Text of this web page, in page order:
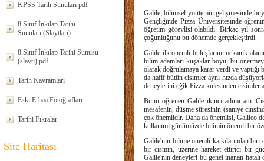
KPSS Tarih Sunuları pdf
8.Sınıf İnkılap Tarihi
Sunuları (Slaytları)
8.Sınıf İnkılap Tarihi Sunusu
(slaytı) pdf
Tarih Kavramları
Eski Erbaa Fotoğrafları
Tarihi Fıkralar
Site Haritası
Galile; bilimsel yöntemin gelişmesinde
Gençliğinde Pizza Üniversitesinde
öğretim görevlisi olabildi. Birkaç yıl
çoğunluğunu bu dönemde gerçekleştirdi.
Galile ilk önemli buluşlarını mekanik
bilim adamları kuşaklar boyu, bu
olarak doğrulamaya karar verdi ve yaptığı
da hafif bütün cisimler aynı hızda
deneylerini eğik Pizza kulesinden cisimler
Bunu öğrenen Galile ikinci adımı attı.
mesafenin, düşme süresinin (saniye
çok önemlidir. Daha da önemlisi, Galileo
kullanımı günümüzde bilimin önemli bir
Galile'nin bilime önemli katkılarından biri
bir cismin, üzerine hareket ettirici bir
Galile'nin deneyleri bu genel inanan